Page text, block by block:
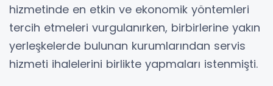
hizmetinde en etkin ve ekonomik yöntemleri
tercih etmeleri vurgulanırken, birbirlerine yakın
yerleşkelerde bulunan kurumlarından servis
hizmeti ihalelerini birlikte yapmaları istenmişti.